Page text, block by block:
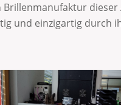
Brillenmanufaktur
und einzigartig durch